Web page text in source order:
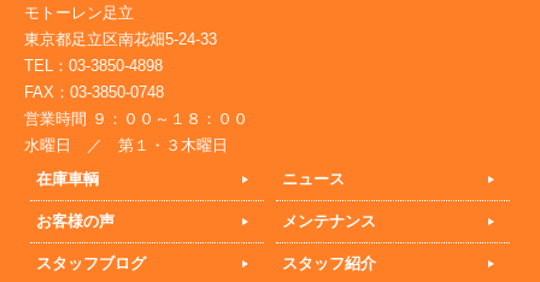
モトーレン足立
東京都足立区南花畑5-24-33
TEL：03-3850-4898
FAX：03-3850-0748
営業時間 ９：００～１８：００
水曜日 ／ 第１・３木曜日
在庫車輌
ニュース
お客様の声 メンテナンス
スタッフブログ スタッフ紹介